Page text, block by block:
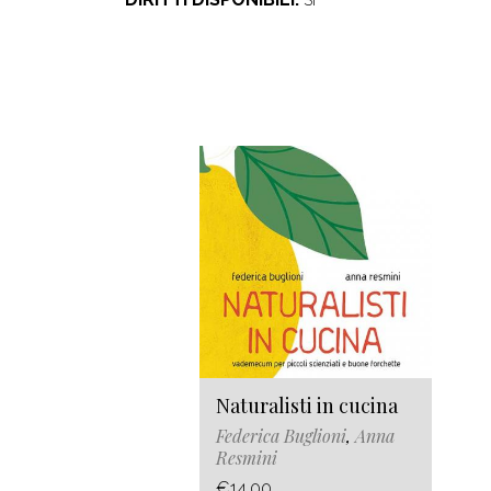
Naturalisti in cucina
Federica Buglioni, Anna
Resmini